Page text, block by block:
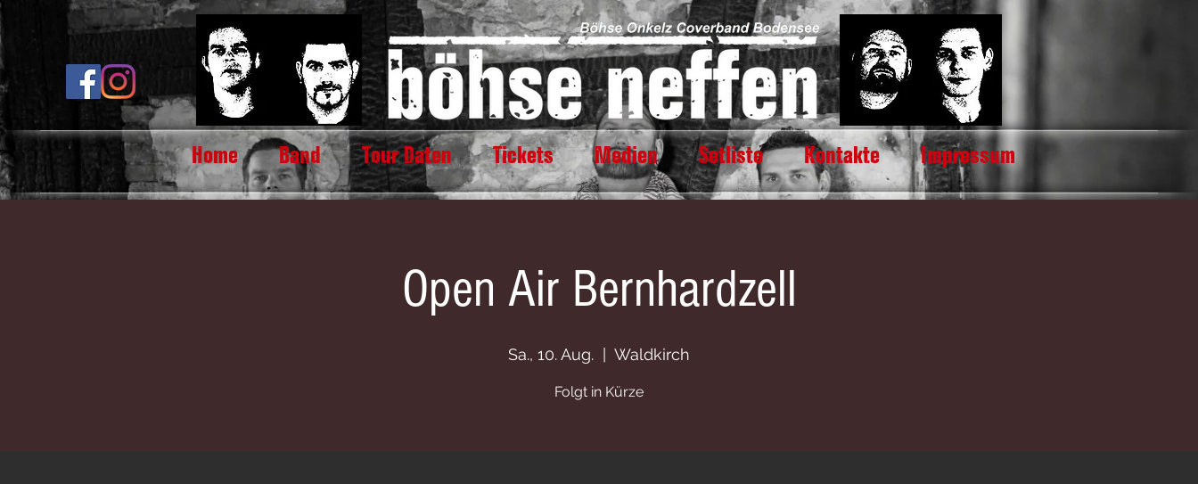
Home Band Tour Daten Tickets Medien Setliste Kontakte Impressum
Open Air Bernhardzell
Sa., 10. Aug. Waldkirch
Folgt in Kürze